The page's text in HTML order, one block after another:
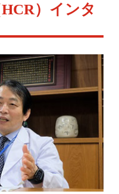
）インタ